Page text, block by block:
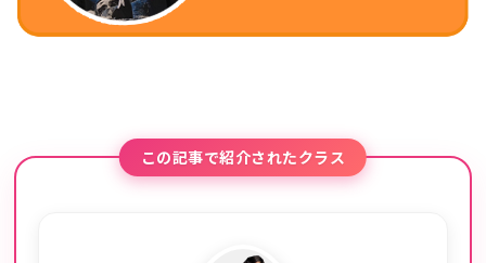
この記事で紹介されたクラス